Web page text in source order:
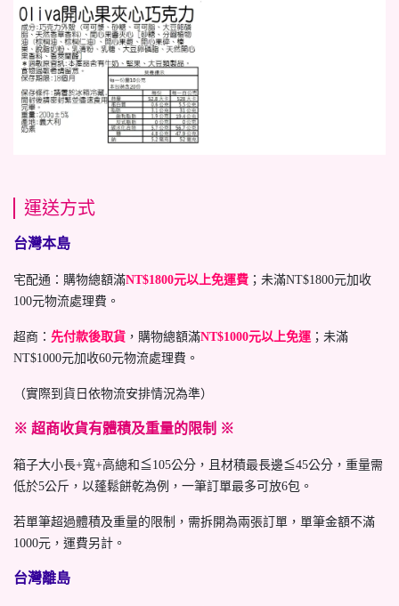
運送方式
台灣本島
宅配通：購物總額滿NT$1800元以上免運費 ；未滿NT$1800元加收
100元物流處理費。
超商： 先付款後取貨 ，購物總額滿NT$1000元以上免運 ；未滿
NT$1000元加收60元物流處理費。
（實際到貨日依物流安排情況為準）
※ 超商收貨有體積及重量的限制 ※
箱子大小長+寬+高總和≦105公分，且材積最長邊≦45公分，重量需
低於5公斤，以蓬鬆餅乾為例，一筆訂單最多可放6包。
若單筆超過體積及重量的限制，需拆開為兩張訂單，單筆金額不滿
1000元，運費另計。
台灣離島